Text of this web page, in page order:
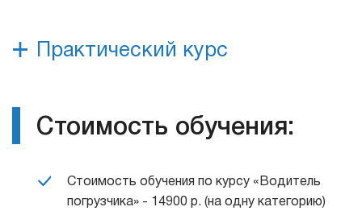
Практический курс
Стоимость обучения:
Стоимость обучения по курсу «Водитель
погрузчика» - 14900 р. (на одну категорию)